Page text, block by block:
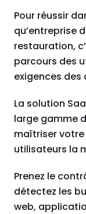
Pour réussir
qu’entreprise
restauration,
parcours des
exigences
La solution
large gamme
maîtriser
utilisateurs la
Prenez le
détectez les
web,